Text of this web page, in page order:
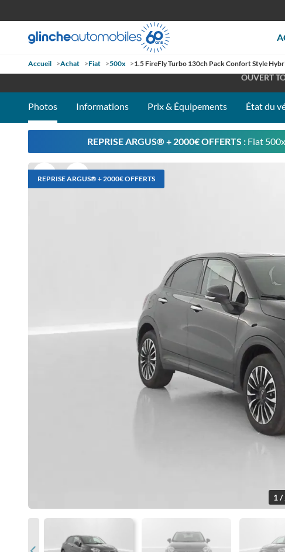
Accueil >Achat >Fiat >500x >1.5 FireFly Turbo 130ch Pack Confort Style
RETROUVEZ-
OUVERT
Photos Informations Prix & Équipements État du
REPRISE ARGUS®️ + 2000€ OFFERTS : Fiat
REPRISE ARGUS®️ + 2000€ OFFERTS
1 /